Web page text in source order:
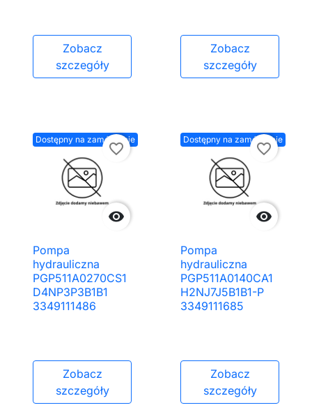
Zobacz
szczegóły
Zobacz
szczegóły
Dostępny na zamówienie

favorite_border
Pompa
hydrauliczna
PGP511A0270CS1
D4NP3P3B1B1
3349111486
Zobacz
szczegóły
Dostępny na zamówienie

favorite_border
Pompa
hydrauliczna
PGP511A0140CA1
H2NJ7J5B1B1-P
3349111685
Zobacz
szczegóły